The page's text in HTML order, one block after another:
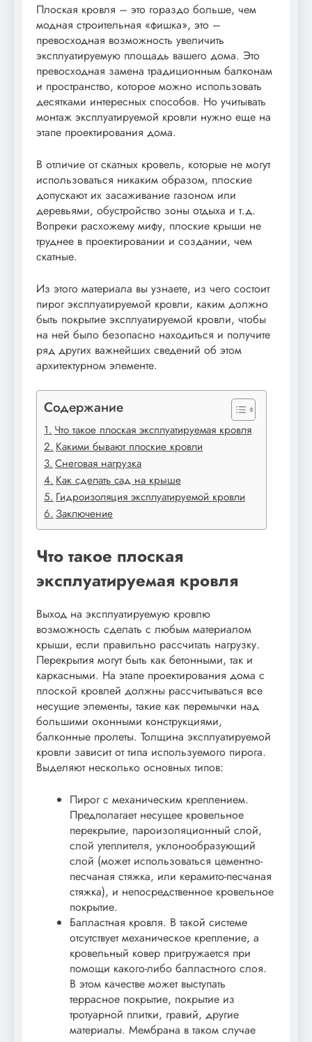
Плоская кровля – это гораздо больше, чем
модная строительная «фишка», это –
превосходная возможность увеличить
эксплуатируемую площадь вашего дома. Это
превосходная замена традиционным балконам
и пространство, которое можно использовать
десятками интересных способов. Но учитывать
монтаж эксплуатируемой кровли нужно еще на
этапе проектирования дома.
В отличие от скатных кровель, которые не могут
использоваться никаким образом, плоские
допускают их засаживание газоном или
деревьями, обустройство зоны отдыха и т.д.
Вопреки расхожему мифу, плоские крыши не
труднее в проектировании и создании, чем
скатные.
Из этого материала вы узнаете, из чего состоит
пирог эксплуатируемой кровли, каким должно
быть покрытие эксплуатируемой кровли, чтобы
на ней было безопасно находиться и получите
ряд других важнейших сведений об этом
архитектурном элементе.
Содержание
Что такое плоская эксплуатируемая кровля
Какими бывают плоские кровли
Снеговая нагрузка
Как сделать сад на крыше
Гидроизоляция эксплуатируемой кровли
Заключение
Что такое плоская
эксплуатируемая кровля
Выход на эксплуатируемую кровлю
возможность сделать с любым материалом
крыши, если правильно рассчитать нагрузку.
Перекрытия могут быть как бетонными, так и
каркасными. На этапе проектирования дома с
плоской кровлей должны рассчитываться все
несущие элементы, такие как перемычки над
большими оконными конструкциями,
балконные пролеты. Толщина эксплуатируемой
кровли зависит от типа используемого пирога.
Выделяют несколько основных типов:
Пирог с механическим креплением.
Предполагает несущее кровельное
перекрытие, пароизоляционный слой,
слой утеплителя, уклонообразующий
слой (может использоваться цементно-
песчаная стяжка, или керамито-песчаная
стяжка), и непосредственное кровельное
покрытие.
Балластная кровля. В такой системе
отсутствует механическое крепление, а
кровельный ковер пригружается при
помощи какого-либо балластного слоя.
В этом качестве может выступать
террасное покрытие, покрытие из
тротуарной плитки, гравий, другие
материалы. Мембрана в таком случае